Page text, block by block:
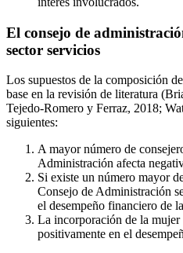
El consejo de
sector servicios
Los supuestos de la composición
base en la revisión de literatura
Tejedo-Romero y Ferraz, 2018;
siguientes:
A mayor número de
Administración afecta
Si existe un número mayor
Consejo de Administración
el desempeño financiero de
La incorporación de la mujer
positivamente en el